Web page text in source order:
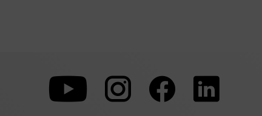
Zu
unserer
Zu
unserer
Zu
unserer